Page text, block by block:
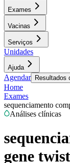
Exames
Vacinas
Serviços
Unidades
Ajuda
Agendar Resultados
Home
Exames
sequenciamento
Análises clínicas
gene